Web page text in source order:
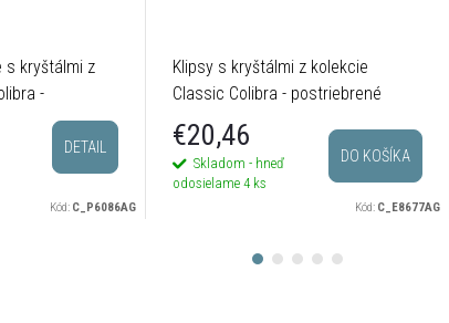
s kryštálmi z
-
DETAIL
Kód: C_P6086AG
Klipsy s kryštálmi z kolekcie
Classic Colibra - postriebrené
€20,46
Skladom - hneď
odosielame 4 ks
DO KOŠÍKA
Kód: C_E8677AG